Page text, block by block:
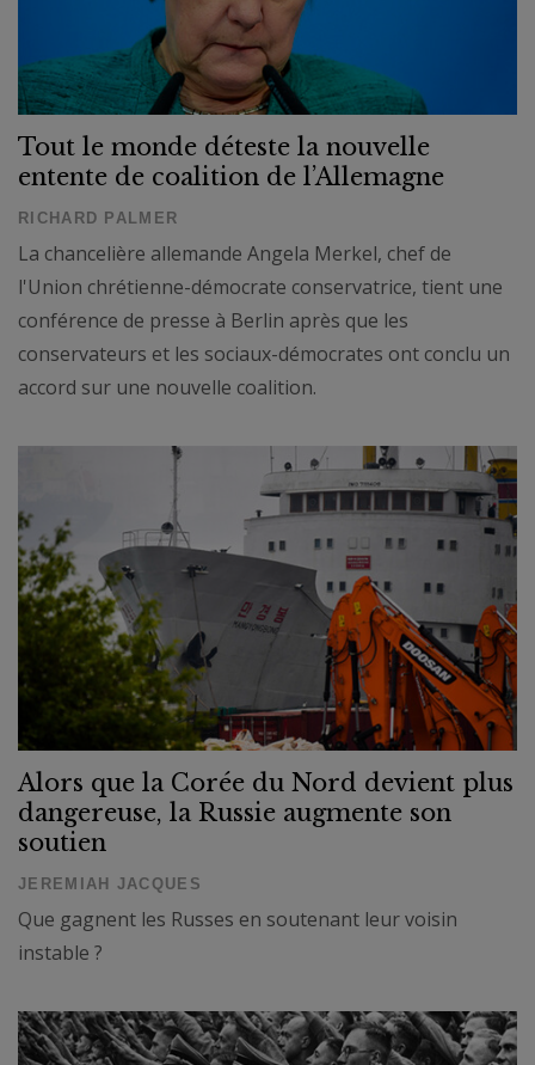
Tout le monde déteste la nouvelle
entente de coalition de l’Allemagne
RICHARD PALMER
La chancelière allemande Angela Merkel, chef de
l'Union chrétienne-démocrate conservatrice, tient une
conférence de presse à Berlin après que les
conservateurs et les sociaux-démocrates ont conclu un
accord sur une nouvelle coalition.
Alors que la Corée du Nord devient plus
dangereuse, la Russie augmente son
soutien
JEREMIAH JACQUES
Que gagnent les Russes en soutenant leur voisin
instable ?